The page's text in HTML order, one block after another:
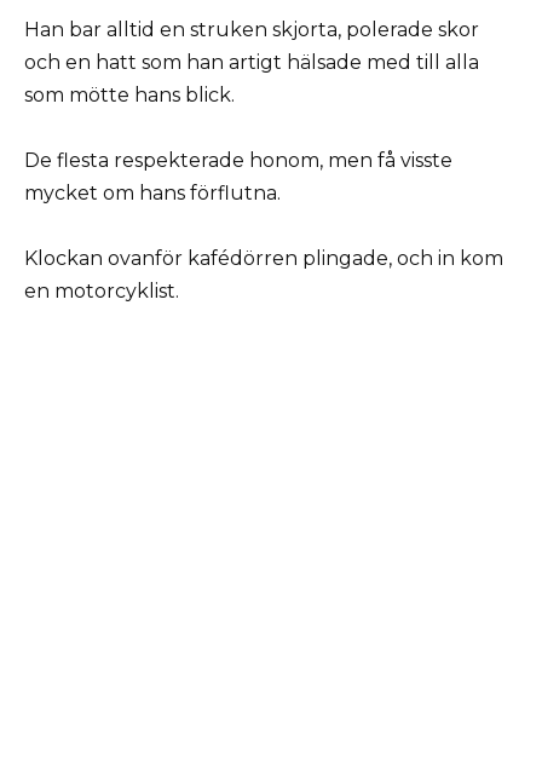
Han bar alltid en struken skjorta, polerade skor
och en hatt som han artigt hälsade med till alla
som mötte hans blick.
De flesta respekterade honom, men få visste
mycket om hans förflutna.
Klockan ovanför kafédörren plingade, och in kom
en motorcyklist.